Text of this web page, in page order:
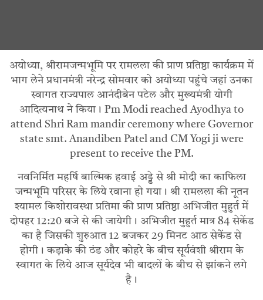
अयोध्या, श्रीरामजन्मभूमि पर रामलला की प्राण प्रतिष्ठा कार्यक्रम में
भाग लेने प्रधानमंत्री नरेन्द्र सोमवार को अयोध्या पहुंचे जहां उनका
स्वागत राज्यपाल आनंदीबेन पटेल और मुख्यमंत्री योगी
आदित्यनाथ ने किया। Pm Modi reached Ayodhya to
attend Shri Ram mandir ceremony where Governor
state smt. Anandiben Patel and CM Yogi ji were
present to receive the PM.
नवनिर्मित महर्षि बाल्मिक हवाई अड्डे से श्री मोदी का काफिला
जन्मभूमि परिसर के लिये रवाना हो गया। श्री रामलला की नूतन
श्यामल किशोरावस्था प्रतिमा की प्राण प्रतिष्ठा अभिजीत मुहुर्त में
दोपहर 12:20 बजे से की जायेगी। अभिजीत मुहुर्त मात्र 84 सेकेंड
का है जिसकी शुरुआत 12 बजकर 29 मिनट आठ सेकेेंड से
होगी। कड़ाके की ठंड और कोहरे के बीच सूर्यवंशी श्रीराम के
स्वागत के लिये आज सूर्यदेव भी बादलों के बीच से झांकने लगे
है।